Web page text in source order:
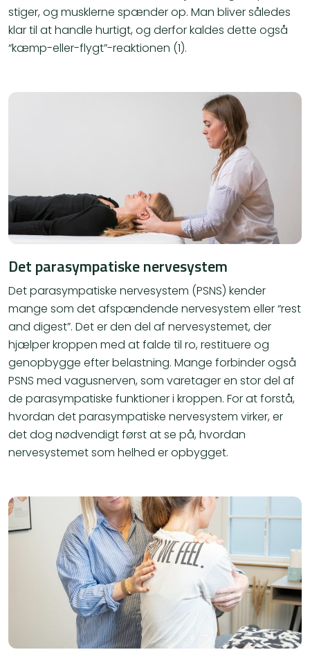
stiger, og musklerne spænder op. Man bliver således
klar til at handle hurtigt, og derfor kaldes dette også
“kæmp-eller-flygt”-reaktionen (1).
Det parasympatiske nervesystem
Det parasympatiske nervesystem (PSNS) kender
mange som det afspændende nervesystem eller “rest
and digest”. Det er den del af nervesystemet, der
hjælper kroppen med at falde til ro, restituere og
genopbygge efter belastning. Mange forbinder også
PSNS med vagusnerven, som varetager en stor del af
de parasympatiske funktioner i kroppen. For at forstå,
hvordan det parasympatiske nervesystem virker, er
det dog nødvendigt først at se på, hvordan
nervesystemet som helhed er opbygget.